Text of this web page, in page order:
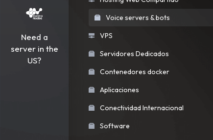
Need a
server in the
US?
Voice servers & bots
VPS
Servidores Dedicados
Contenedores docker
Aplicaciones
Conectividad Internacional
Software